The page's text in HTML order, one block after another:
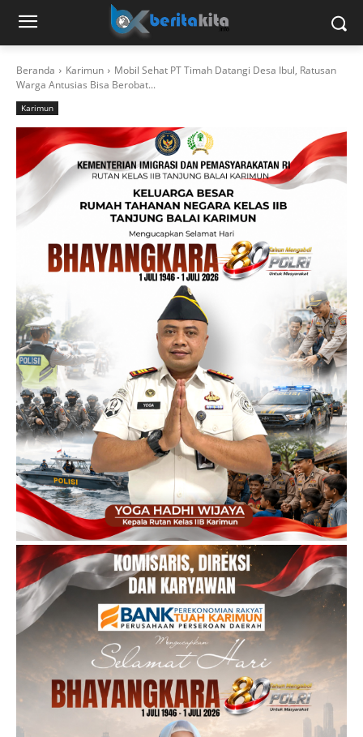
Beranda Karimun
Mobil Sehat PT Timah Datangi Desa Ibul, Ratusan
Warga Antusias Bisa Berobat...
Karimun